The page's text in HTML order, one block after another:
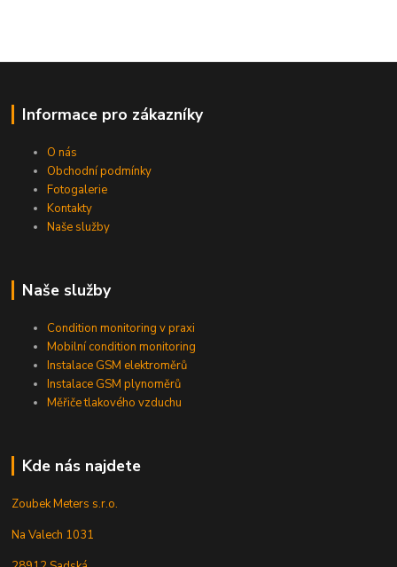
Informace pro zákazníky
O nás
Obchodní podmínky
Fotogalerie
Kontakty
Naše služby
Naše služby
Condition monitoring v praxi
Mobilní condition monitoring
Instalace GSM elektroměrů
Instalace GSM plynoměrů
Měřiče tlakového vzduchu
Kde nás najdete
Zoubek Meters s.r.o.
Na Valech 1031